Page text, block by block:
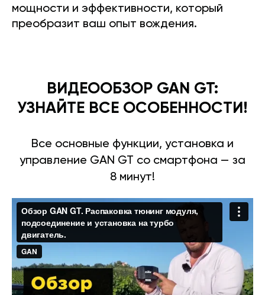
мощности и эффективности, который
преобразит ваш опыт вождения.
ВИДЕООБЗОР GAN GT:
УЗНАЙТЕ ВСЕ ОСОБЕННОСТИ!
Все основные функции, установка и
управление GAN GT со смартфона — за
8 минут!